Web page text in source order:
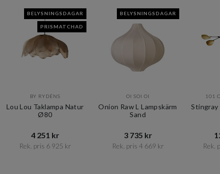
BELYSNINGSDAGAR
PRISMATCHAD
BY RYDÉNS
Lou Lou Taklampa Natur
Ø80
4 251 kr​​
Rek. pris 6 925 kr​​
BELYSNINGSDAGAR
OI SOI OI
Onion Raw L Lampskärm
Sand
3 735 kr​​
Rek. pris 4 669 kr​​
101
Stingray
Rek.